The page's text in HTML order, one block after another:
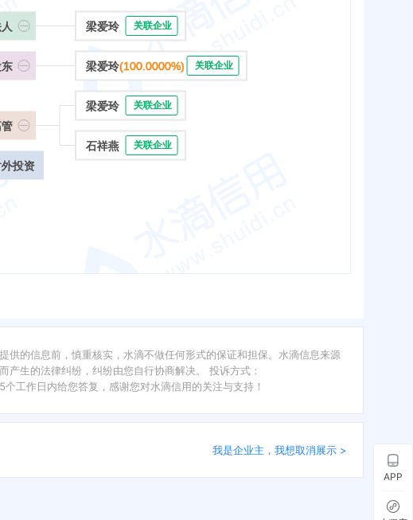
投资
梁爱玲 关联企业
梁爱玲(100.0000%) 关联企业
梁爱玲 关联企业
石祥燕 关联企业
的信息前，慎重核实，水滴不做任何形式的保证和担保。水滴信息来源
生的法律纠纷，纠纷由您自行协商解决。 投诉方式：
工作日内给您答复，感谢您对水滴信用的关注与支持！
我是企业主，我想取消展示 >
APP